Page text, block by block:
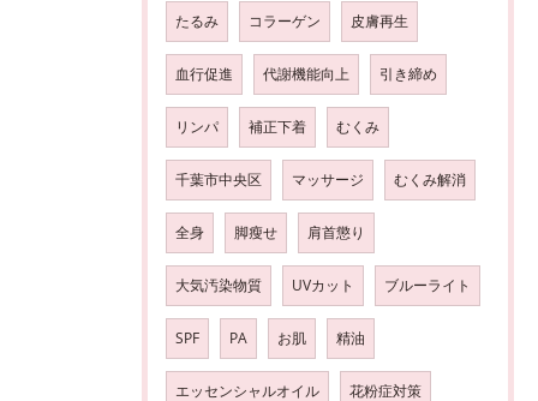
たるみ コラーゲン 皮膚再生
血行促進 代謝機能向上 引き締め
リンパ 補正下着 むくみ
千葉市中央区 マッサージ むくみ解消
全身 脚瘦せ 肩首懲り
大気汚染物質 UVカット ブルーライト
SPF PA お肌 精油
エッセンシャルオイル 花粉症対策